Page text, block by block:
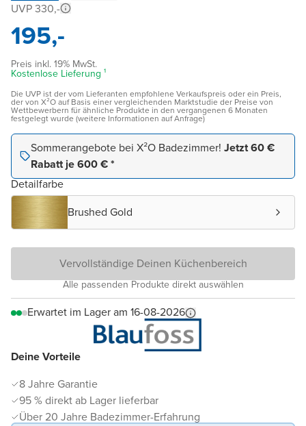
Deine Vorteile
8 Jahre Garantie
95 % direkt ab Lager lieferbar
Über 20 Jahre Badezimmer-Erfahrung
UVP 330,-
195,-
Preis inkl. 19% MwSt.
Kostenlose Lieferung ¹
Die UVP ist der vom Lieferanten empfohlene Verkaufspreis oder ein Preis,
der von X²O auf Basis einer vergleichenden Marktstudie der Preise von
Wettbewerbern für ähnliche Produkte in den vergangenen 6 Monaten
festgelegt wurde (weitere Informationen auf Anfrage)
Sommerangebote bei X²O Badezimmer! Jetzt 60 €
Rabatt je 600 € *
Detailfarbe
Brushed Gold
Vervollständige Deinen Küchenbereich
Alle passenden Produkte direkt auswählen
Erwartet im Lager am 16-08-2026